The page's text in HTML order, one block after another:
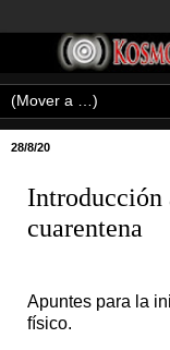
28/8/20
Introducción
cuarentena
Apuntes para la
físico.